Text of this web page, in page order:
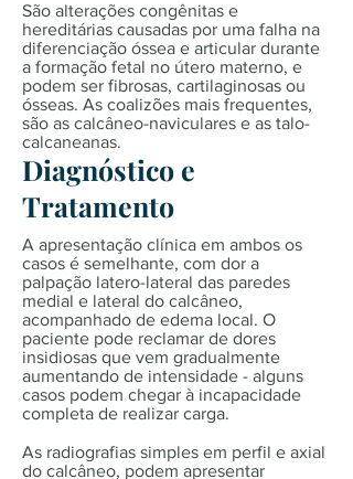
São alterações congênitas e
hereditárias causadas por uma falha na
diferenciação óssea e articular durante
a formação fetal no útero materno, e
podem ser fibrosas, cartilaginosas ou
ósseas. As coalizões mais frequentes,
são as calcâneo-naviculares e as talo-
calcaneanas.
Diagnóstico e
Tratamento
A apresentação clínica em ambos os
casos é semelhante, com dor a
palpação latero-lateral das paredes
medial e lateral do calcâneo,
acompanhado de edema local. O
paciente pode reclamar de dores
insidiosas que vem gradualmente
aumentando de intensidade - alguns
casos podem chegar à incapacidade
completa de realizar carga.
As radiografias simples em perfil e axial
do calcâneo, podem apresentar